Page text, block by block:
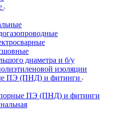
диаметра и б/у
изоляции
ПЭ (ПНД) и фитинги
ПЭ (ПНД) и фитинги